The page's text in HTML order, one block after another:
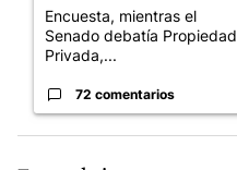
Encuesta, mientras el
Senado debatía Propiedad
Privada,...
72 comentarios